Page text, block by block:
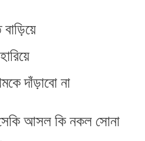
দাঁড়াবো না
সেকি আসল কি নকল সোনা